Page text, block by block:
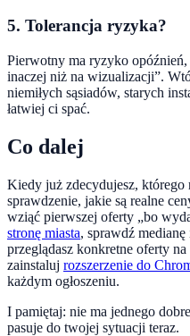
5. Tolerancja ryzyka?
Pierwotny ma ryzyko
inaczej niż na wizualizacji”.
niemiłych sąsiadów, starych
łatwiej ci spać.
Co dalej
Kiedy już zdecydujesz,
sprawdzenie, jakie są realne
wziąć pierwszej oferty „bo
stronę miasta, sprawdź
przeglądasz konkretne oferty
zainstaluj rozszerzenie do
każdym ogłoszeniu.
I pamiętaj: nie ma jednego
pasuje do twojej sytuacji teraz.